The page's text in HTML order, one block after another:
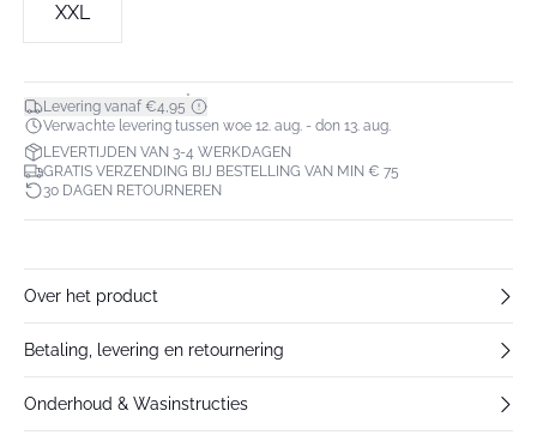
XXL
Levering vanaf €4,95*
Verwachte levering tussen woe 12. aug. - don 13. aug.
LEVERTIJDEN VAN 3-4 WERKDAGEN
GRATIS VERZENDING BIJ BESTELLING VAN MIN € 75
30 DAGEN RETOURNEREN
Over het product
Betaling, levering en retournering
Onderhoud & Wasinstructies